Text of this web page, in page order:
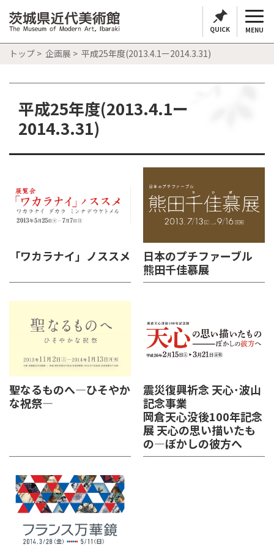
QUICK MENU
トップ > 企画展 > 平成25年度(2013.4.1ー2014.3.31)
平成25年度(2013.4.1ー
2014.3.31)
「ワカラナイ」ノススメ
日本のプチファーブル
熊田千佳慕展
聖なるものへ―ひそやか
な祝祭―
震災復興祈念 天心･波山
記念事業
岡倉天心没後100年記念
展 天心の思い描いたも
の―ぼかしの彼方へ